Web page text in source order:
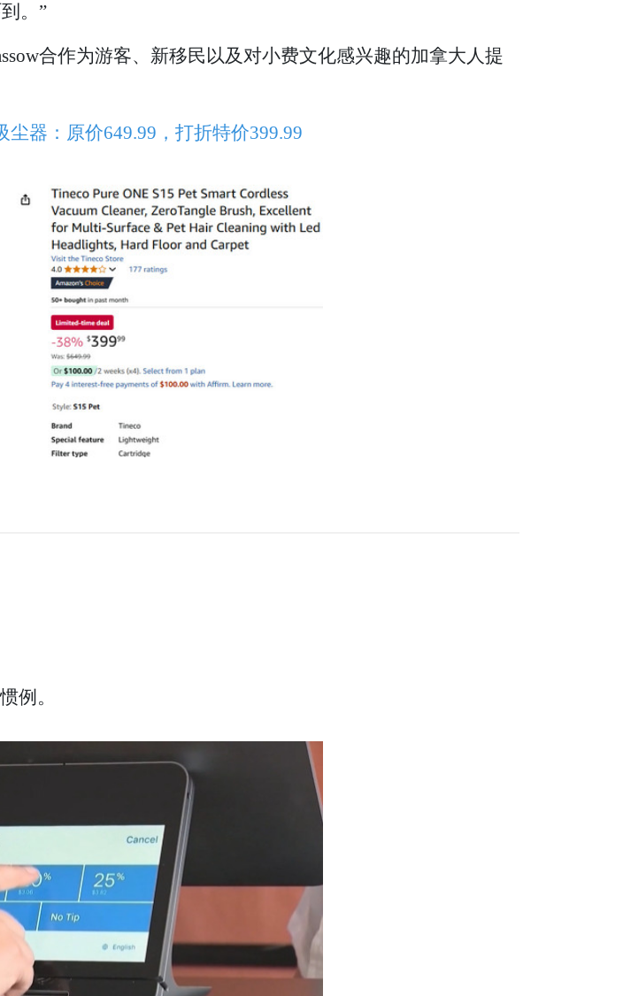
。”
合作为游客、新移民以及对小费文化感兴趣的加拿大人提
尘器：原价649.99，打折特价399.99
例。